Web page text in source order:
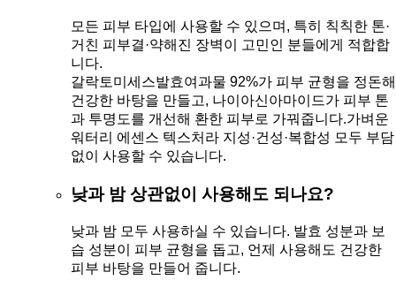
모든 피부 타입에 사용할 수 있으며, 특히 칙칙한 톤·
거친 피부결·약해진 장벽이 고민인 분들에게 적합합
니다.
갈락토미세스발효여과물 92%가 피부 균형을 정돈해
건강한 바탕을 만들고, 나이아신아마이드가 피부 톤
과 투명도를 개선해 환한 피부로 가꿔줍니다.가벼운
워터리 에센스 텍스처라 지성·건성·복합성 모두 부담
없이 사용할 수 있습니다.
낮과 밤 상관없이 사용해도 되나요?
낮과 밤 모두 사용하실 수 있습니다. 발효 성분과 보
습 성분이 피부 균형을 돕고, 언제 사용해도 건강한
피부 바탕을 만들어 줍니다.